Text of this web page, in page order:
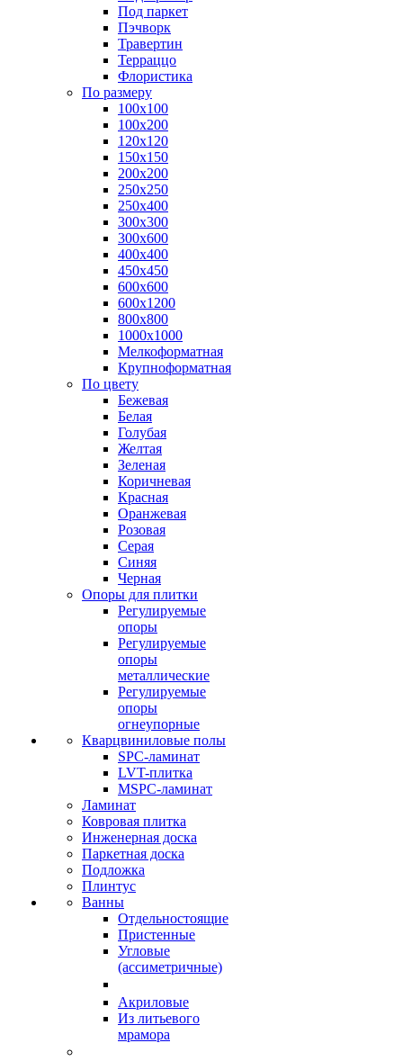
Под паркет
Пэчворк
Травертин
Терраццо
Флористика
По размеру
100х100
100х200
120х120
150х150
200х200
250х250
250х400
300х300
300х600
400х400
450х450
600х600
600х1200
800х800
1000х1000
Мелкоформатная
Крупноформатная
По цвету
Бежевая
Белая
Голубая
Желтая
Зеленая
Коричневая
Красная
Оранжевая
Розовая
Серая
Синяя
Черная
Опоры для плитки
Регулируемые
опоры
Регулируемые
опоры
металлические
Регулируемые
опоры
огнеупорные
Кварцвиниловые полы
SPC-ламинат
LVT-плитка
MSPC-ламинат
Ламинат
Ковровая плитка
Инженерная доска
Паркетная доска
Подложка
Плинтус
Ванны
Отдельностоящие
Пристенные
Угловые
(ассиметричные)
Акриловые
Из литьевого
мрамора